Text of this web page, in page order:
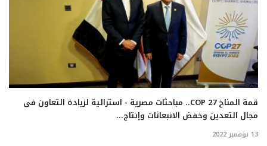
قمة المناخ COP 27.. مباحثات مصرية - استرالية لزيادة التعاون فى
مجال التعدين وخفض الانبعاثات وإنتاج...
13 نوفمبر 2022